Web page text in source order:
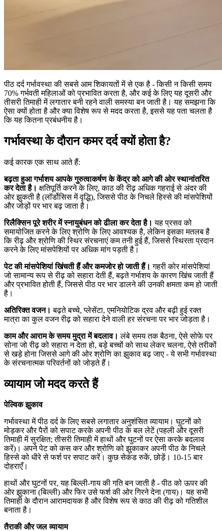
पीठ दर्द गर्भावस्था की सबसे आम शिकायतों में से एक है - किसी न किसी समय
70% गर्भवती महिलाओं को प्रभावित करता है, और कई के लिए यह दूसरी और
तीसरी तिमाही में लगातार बनी रहने वाली समस्या बन जाती है। यह समझना कि
ऐसा क्यों होता है और क्या विशेष रूप से मदद करता है, इससे यह पता चलता है
कि यह कितना प्रबंधनीय है।
गर्भावस्था के दौरान कमर दर्द क्यों होता है?
कई कारक एक साथ आते हैं:
बढ़ता हुआ गर्भाशय आपके गुरुत्वाकर्षण के केंद्र को आगे की ओर स्थानांतरित
कर देता है। क्षतिपूर्ति करने के लिए, काठ की रीढ़ अधिक गहराई से अंदर की
ओर झुकती है (लॉर्डोसिस में वृद्धि), जिससे पीठ के निचले हिस्से की मांसपेशियों
और जोड़ों पर भार बढ़ जाता है।
रिलैक्सिन पूरे शरीर में स्नायुबंधन को ढीला कर देता है। यह प्रसव को
समायोजित करने के लिए श्रोणि के लिए आवश्यक है, लेकिन इसका मतलब है
कि रीढ़ और श्रोणि की स्थिर संरचनाएं कम तनी हुई हैं, जिससे स्थिरता प्रदान
करने के लिए मांसपेशियों पर अधिक मांग पड़ती है।
पेट की मांसपेशियां खिंचती हैं और कमजोर हो जाती हैं। गहरी कोर मांसपेशियां
जो सामान्य रूप से रीढ़ को सहारा देती हैं, बढ़ते गर्भाशय के कारण खिंच जाती हैं
और प्रभावित होती हैं, जिससे पीठ पर भार डालने की उनकी क्षमता कम हो जाती
है।
अतिरिक्त वजन। बढ़ते बच्चे, प्लेसेंटा, एमनियोटिक द्रव और बढ़ी हुई रक्त
मात्रा का कुल वजन रीढ़ को सहारा देने वाली हर संरचना पर भार जोड़ता है।
काम और आराम के समय मुद्रा में बदलाव। लंबे समय तक बैठना, ऐसे सोफे पर
सोना जो रीढ़ को सहारा न देता हो, बड़े बच्चों को साथ लेकर चलना, ऐसे तरीकों
से खड़े होना जिससे आगे की ओर श्रोणि का झुकाव बढ़ जाए - ये सभी गर्भावस्था
के संरचनात्मक परिवर्तनों को जोड़ते हैं।
व्यायाम जो मदद करते हैं
पेल्विक झुकाव
गर्भावस्था में पीठ दर्द के लिए सबसे लगातार अनुशंसित व्यायाम। घुटनों को
मोड़कर और पैरों को सपाट करके अपनी पीठ के बल लेटें (पहली और दूसरी
तिमाही में सुरक्षित; तीसरी तिमाही में हाथों और घुटनों पर ऐसा करके बदलाव
करें)। अपने पेट को कस कर और श्रोणि को झुकाकर अपनी पीठ के निचले
हिस्से को धीरे से फर्श पर सपाट करें। कुछ सेकंड रुकें, छोड़ें। 10-15 बार
दोहराएँ।
हाथों और घुटनों पर, यह बिल्ली-गाय की गति बन जाती है - पीठ को ऊपर की
ओर झुकाना (बिल्ली) और फिर उसे फर्श की ओर गिरने देना (गाय)। यह सभी
तिमाही के दौरान आरामदायक है और विशेष रूप से काठ की रीढ़ को गतिशील
बनाता है।
तैराकी और जल व्यायाम